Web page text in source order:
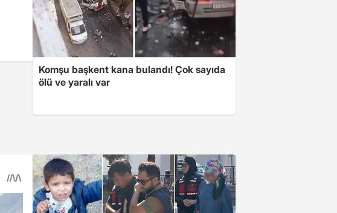
Komşu başkent kana bulandı! Çok sayıda
ölü ve yaralı var